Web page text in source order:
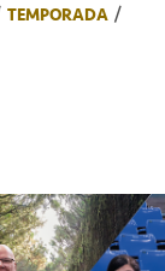
TEMPORADA